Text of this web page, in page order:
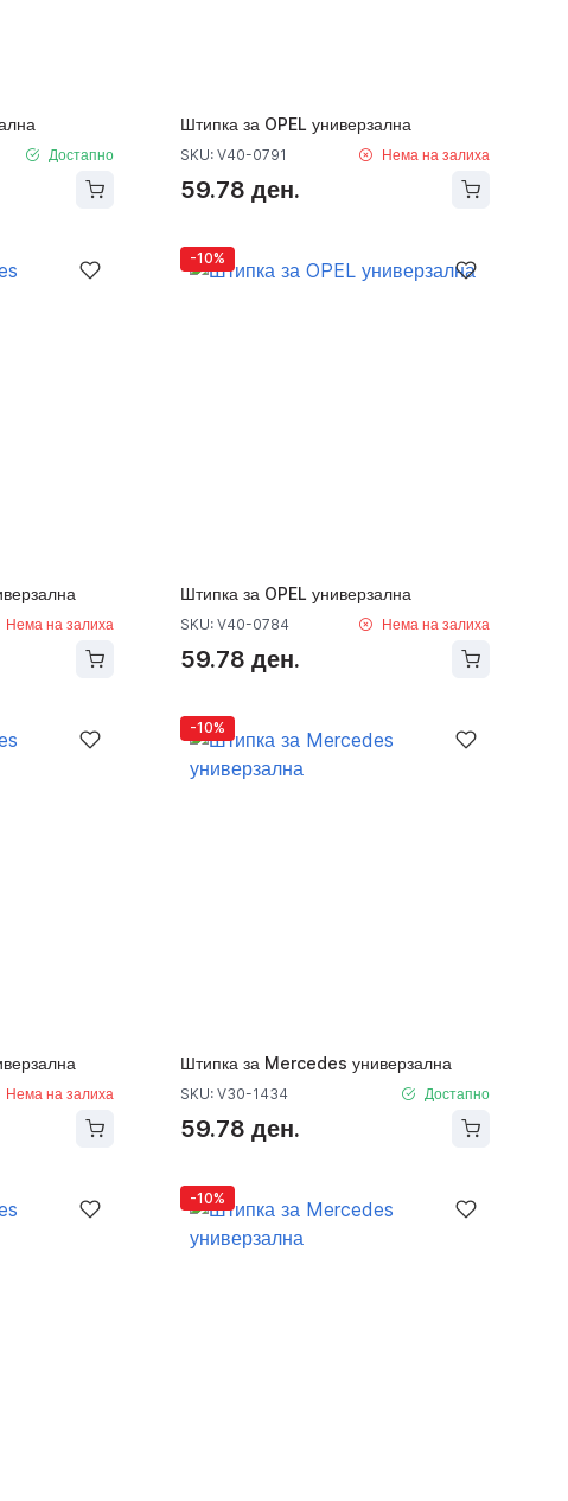
Достапно
Штипка за OPEL универзална
SKU: V40-0791 Нема на залиха
59.78 ден.
Нема на залиха
-10%
Штипка за OPEL универзална
SKU: V40-0784 Нема на залиха
59.78 ден.
Нема на залиха
-10%
Штипка за Mercedes универзална
SKU: V30-1434 Достапно
59.78 ден.
-10%